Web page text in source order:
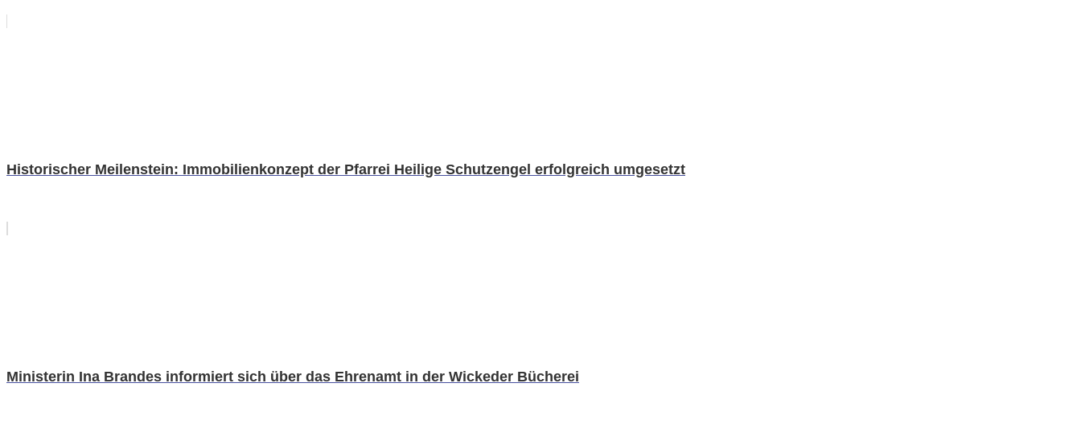
Historischer Meilenstein: Immobilienkonzept der Pfarrei Heilige Schutzengel erfolgreich umgesetzt
Ministerin Ina Brandes informiert sich über das Ehrenamt in der Wickeder Bücherei